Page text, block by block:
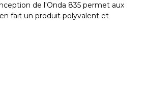
de l'Onda 835 permet aux
fait un produit polyvalent et